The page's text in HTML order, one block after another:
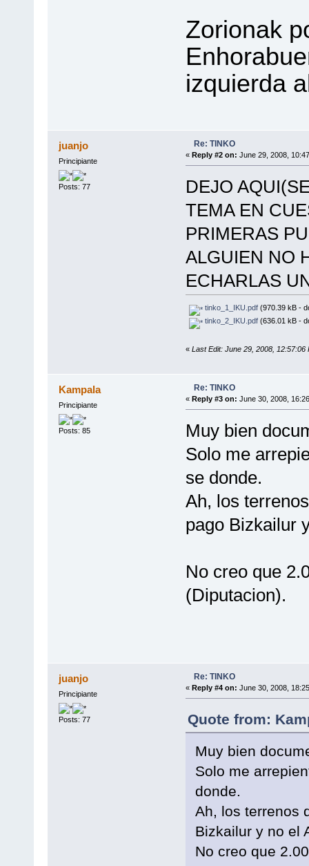
Zorionak
izquierda
juanjo
Principiante
Posts: 77
Re: TINKO
« Reply #2 on: June 29, 2008,
DEJO
TEMA EN
PRIMERAS
ALGUIEN NO
ECHARLAS
tinko_1_IKU.pdf(970.39 kB -
tinko_2_IKU.pdf(636.01 kB -
« Last Edit: June 29, 2008, 12:57:06
Kampala
Principiante
Posts: 85
Re: TINKO
« Reply #3 on: June 30, 2008,
Muy bien
Solo me
se donde.
Ah, los
pago Bizkailur
No creo que
(Diputacion).
juanjo
Principiante
Posts: 77
Re: TINKO
« Reply #4 on: June 30, 2008,
Quote from:
Muy bien
Solo me
donde.
Ah, los terrenos
Bizkailur y no el
No creo que